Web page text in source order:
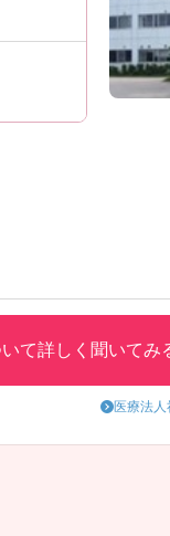
て詳しく聞いてみ
医療法